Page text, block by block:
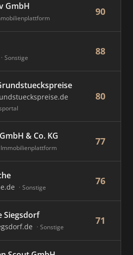
GmbH 90
Sonstige
88
80
& Co. KG
Immobilienplattform
77
Sonstige
76
Siegsdorf
Sonstige
71